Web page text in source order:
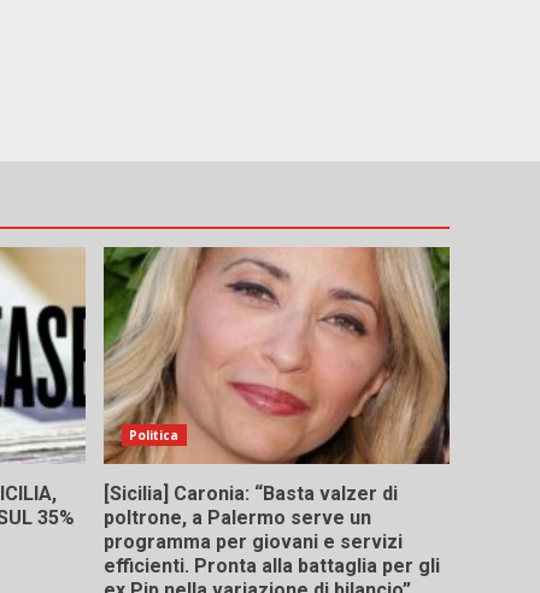
35%
Politica
[Sicilia] Caronia: “Basta valzer di
poltrone, a Palermo serve un
programma per giovani e servizi
efficienti. Pronta alla battaglia per gli